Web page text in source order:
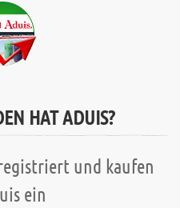
HAT ADUIS?
und kaufen
ein